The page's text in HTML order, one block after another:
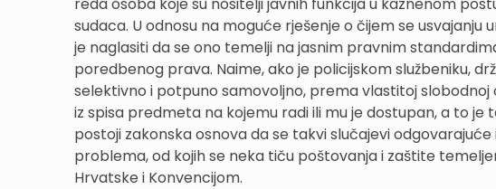
sudaca. U odnosu na moguće rješenje o čijem se
je naglasiti da se ono temelji na jasnim pravnim
poredbenog prava. Naime, ako je policijskom službeniku,
selektivno i potpuno samovoljno, prema vlastitoj
iz spisa predmeta na kojemu radi ili mu je dostupan, a to
postoji zakonska osnova da se takvi slučajevi
problema, od kojih se neka tiču poštovanja i zaštite
Hrvatske i Konvencijom.